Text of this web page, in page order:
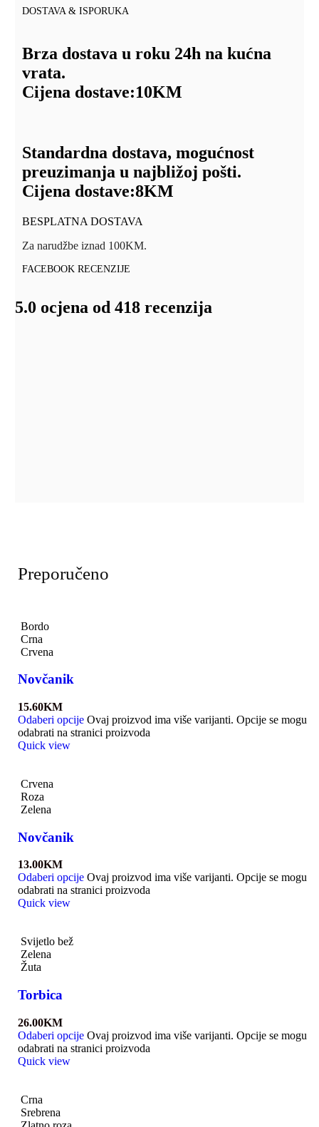
DOSTAVA & ISPORUKA
Brza dostava u roku 24h na kućna
vrata.
Cijena dostave:10KM
Standardna dostava, mogućnost
preuzimanja u najbližoj pošti.
Cijena dostave:8KM
BESPLATNA DOSTAVA
Za narudžbe iznad 100KM.
FACEBOOK RECENZIJE
5.0 ocjena od 418 recenzija
Preporučeno
Bordo
Crna
Crvena
Novčanik
15.60KM
Odaberi opcije Ovaj proizvod ima više varijanti. Opcije se mogu
odabrati na stranici proizvoda
Quick view
Crvena
Roza
Zelena
Novčanik
13.00KM
Odaberi opcije Ovaj proizvod ima više varijanti. Opcije se mogu
odabrati na stranici proizvoda
Quick view
Svijetlo bež
Zelena
Žuta
Torbica
26.00KM
Odaberi opcije Ovaj proizvod ima više varijanti. Opcije se mogu
odabrati na stranici proizvoda
Quick view
Crna
Srebrena